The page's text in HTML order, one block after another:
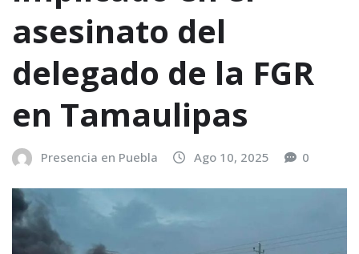
asesinato del
delegado de la FGR
en Tamaulipas
Presencia en Puebla Ago 10, 2025 0